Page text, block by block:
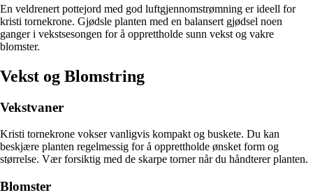
En veldrenert pottejord med god luftgjennomstrømning er ideell for
kristi tornekrone. Gjødsle planten med en balansert gjødsel noen
ganger i vekstsesongen for å opprettholde sunn vekst og vakre
blomster.
Vekst og Blomstring
Vekstvaner
Kristi tornekrone vokser vanligvis kompakt og buskete. Du kan
beskjære planten regelmessig for å opprettholde ønsket form og
størrelse. Vær forsiktig med de skarpe torner når du håndterer planten.
Blomster